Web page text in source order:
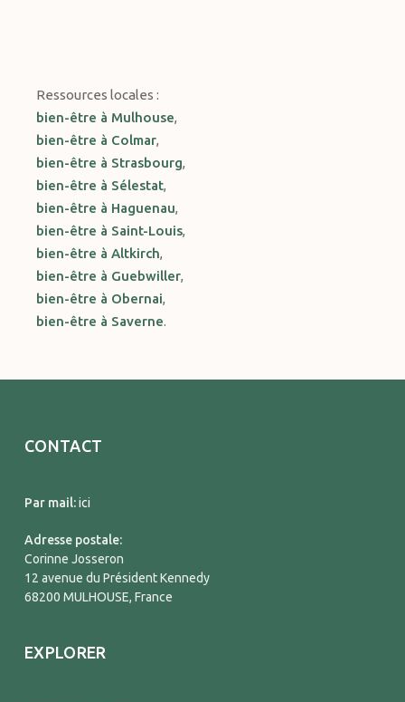
Ressources locales :
bien-être à Mulhouse,
bien-être à Colmar,
bien-être à Strasbourg,
bien-être à Sélestat,
bien-être à Haguenau,
bien-être à Saint-Louis,
bien-être à Altkirch,
bien-être à Guebwiller,
bien-être à Obernai,
bien-être à Saverne.
CONTACT
Par mail:ici
Adresse postale:
Corinne Josseron
12 avenue du Président Kennedy
68200 MULHOUSE, France
EXPLORER